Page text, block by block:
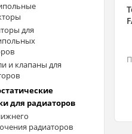
для
и клапаны для
для радиаторов
радиаторов